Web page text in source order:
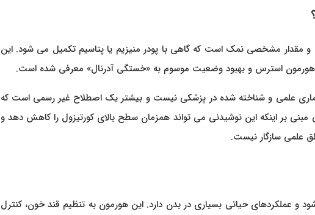
و مقدار مشخصی نمک است که گاهی با پودر منیزیم یا پتاسیم تکمیل می‌ شود. این
استرس و بهبود وضعیت موسوم به «خستگی آدرنال» معرفی شده است.
علمی و شناخته‌ شده در پزشکی نیست و بیشتر یک اصطلاح غیر رسمی است که
مبنی بر اینکه این نوشیدنی می‌ تواند همزمان سطح بالای کورتیزول را کاهش دهد و
علمی سازگار نیست.
و عملکردهای حیاتی بسیاری در بدن دارد. این هورمون به تنظیم قند خون، کنترل